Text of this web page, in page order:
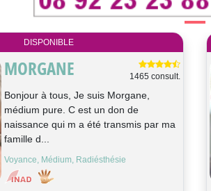
DISPONIBLE
MORGANE 1465 consult.
Bonjour à tous, Je suis Morgane,
médium pure. C est un don de
naissance qui m a été transmis par ma
famille d...
Voyance, Médium, Radiésthésie